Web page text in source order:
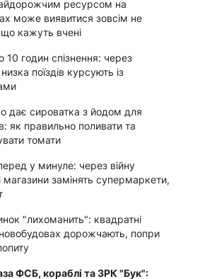
ресурсом на
може виявитися зовсім не
кажуть вчені
10 годин спізнення: через
поїздів курсують із
дає сироватка з йодом для
як правильно поливати та
томати
у минуле: через війну
магазини замінять супермаркети,
"лихоманить": квадратні
дорожчають, попри
ФСБ, кораблі та ЗРК "Бук":